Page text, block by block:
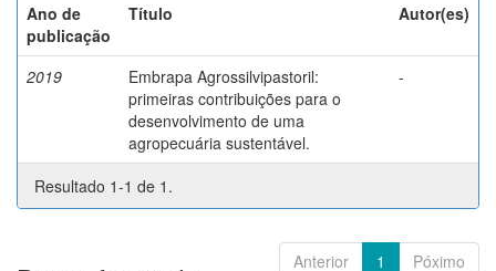
Ano de
publicação
Título Autor(es)
2019
Embrapa Agrossilvipastoril:
primeiras contribuições para o
desenvolvimento de uma
agropecuária sustentável.
-
Resultado 1-1 de 1.
Anterior 1 Póximo